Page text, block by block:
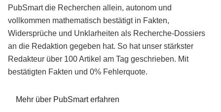
PubSmart die Recherchen allein, autonom und
vollkommen mathematisch bestätigt in Fakten,
Widersprüche und Unklarheiten als Recherche-Dossiers
an die Redaktion gegeben hat. So hat unser stärkster
Redakteur über 100 Artikel am Tag geschrieben. Mit
bestätigten Fakten und 0% Fehlerquote.
Mehr über PubSmart erfahren